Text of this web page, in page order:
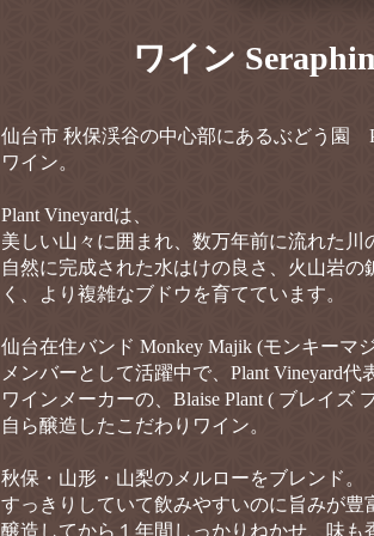
ワイン
仙台市 秋保渓谷の中心部にあるぶどう園
ワイン。
Plant Vineyardは、
美しい山々に囲まれ、数万年前に流れた川
自然に完成された水はけの良さ、火山岩
く、より複雑なブドウを育てています。
仙台在住バンド Monkey Majik (モンキーマ
メンバーとして活躍中で、Plant Vineyard代
ワインメーカーの、Blaise Plant ( ブレイズ
自ら醸造したこだわりワイン。
秋保・山形・山梨のメルローをブレンド。
すっきりしていて飲みやすいのに旨みが豊
醸造してから１年間しっかりねかせ、味も